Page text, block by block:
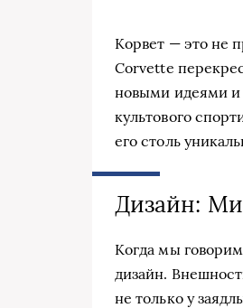
Корвет — это не
Corvette
новыми идеями и
культового
его столь
Дизайн:
Когда мы
дизайн.
не только у